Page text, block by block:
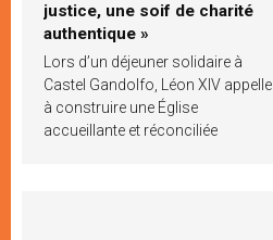
justice, une soif de charité
authentique »
Lors d’un déjeuner solidaire à
Castel Gandolfo, Léon XIV appelle
à construire une Église
accueillante et réconciliée